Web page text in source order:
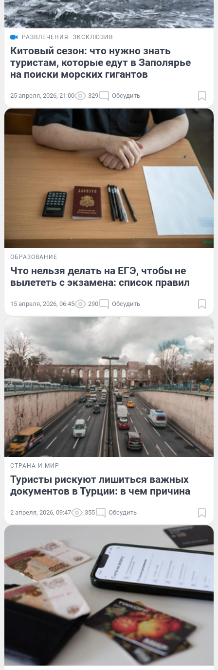
РАЗВЛЕЧЕНИЯ ЭКСКЛЮЗИВ
Китовый сезон: что нужно знать
туристам, которые едут в Заполярье
на поиски морских гигантов
25 апреля, 2026, 21:00 329 Обсудить
ОБРАЗОВАНИЕ
Что нельзя делать на ЕГЭ, чтобы не
вылететь с экзамена: список правил
15 апреля, 2026, 06:45 290 Обсудить
СТРАНА И МИР
Туристы рискуют лишиться важных
документов в Турции: в чем причина
2 апреля, 2026, 09:47 355 Обсудить